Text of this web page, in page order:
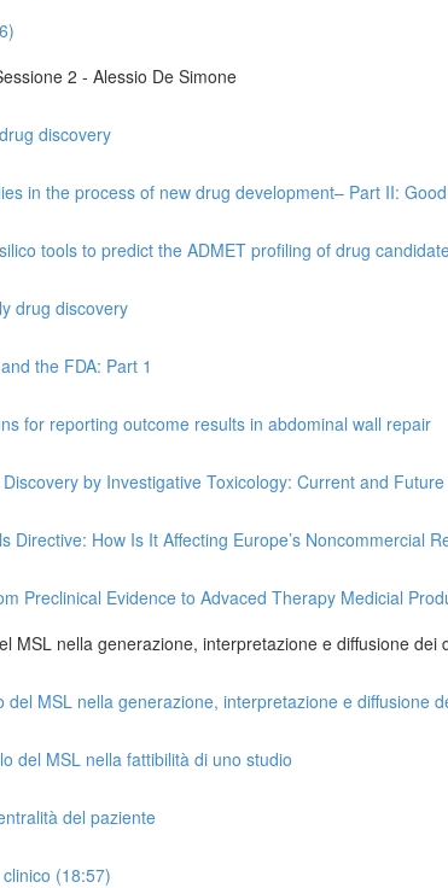
2 - Alessio De Simone
discovery
in the process of new drug development– Part II:
tools to predict the ADMET profiling of drug
drug discovery
the FDA: Part 1
for reporting outcome results in abdominal wall repair
by Investigative Toxicology: Current and
Directive: How Is It Affecting Europe’s Noncommercial
Preclinical Evidence to Advaced Therapy Medicial
MSL nella generazione, interpretazione e diffusione
del MSL nella generazione, interpretazione e diffusione
del MSL nella fattibilità di uno studio
del paziente
(18:57)